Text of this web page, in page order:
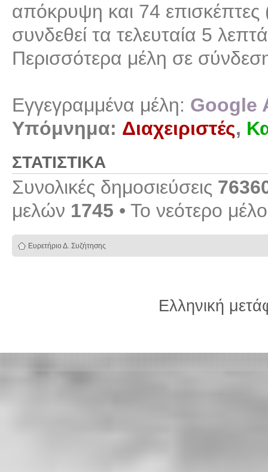
απόκρυψη και 74
συνδεθεί τα τελευταία 5
Περισσότερα μέλη σε
Εγγεγραμμένα μέλη: Google
Υπόμνημα: Διαχειριστές,
ΣΤΑΤΙΣΤΙΚΆ
Συνολικές δημοσιεύσεις
μελών 1745 • Το νεότερο
Ευρετήριο Δ. Συζήτησης
Ελληνική